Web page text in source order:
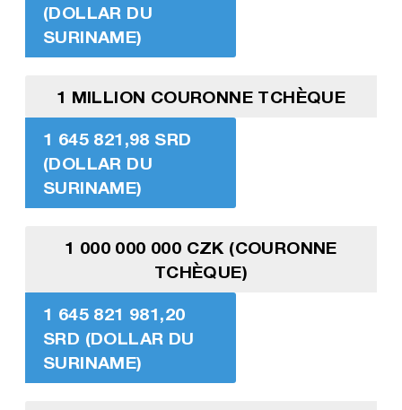
(DOLLAR DU
SURINAME)
1 MILLION COURONNE TCHÈQUE
1 645 821,98 SRD
(DOLLAR DU
SURINAME)
1 000 000 000 CZK (COURONNE
TCHÈQUE)
1 645 821 981,20
SRD (DOLLAR DU
SURINAME)